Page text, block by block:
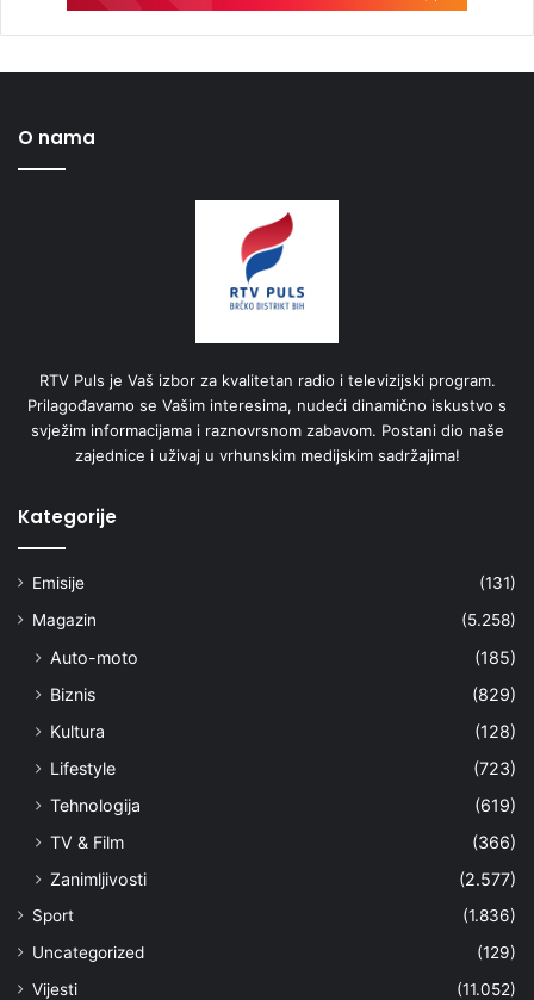
O nama
RTV Puls je Vaš izbor za kvalitetan radio i televizijski program.
Prilagođavamo se Vašim interesima, nudeći dinamično iskustvo s
svježim informacijama i raznovrsnom zabavom. Postani dio naše
zajednice i uživaj u vrhunskim medijskim sadržajima!
Kategorije
Emisije
(131)
Magazin
(5.258)
Auto-moto
(185)
Biznis
(829)
Kultura
(128)
Lifestyle
(723)
Tehnologija
(619)
TV & Film
(366)
Zanimljivosti
(2.577)
Sport
(1.836)
Uncategorized
(129)
Vijesti
(11.052)